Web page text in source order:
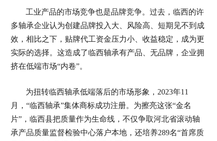
工业产品的市场竞争也是品牌竞争。过去，临西的许
多轴承企业认为创建品牌投入大、风险高、短期见不到成
效，相比之下，贴牌代工资金压力小、收益稳定，成为更
实际的选择。这造成了临西轴承有产品、无品牌，企业拥
挤在低端市场“内卷”。
为扭转临西轴承低端落后的市场形象，2023年11
月，“临西轴承”集体商标成功注册。为擦亮这张“金名
片”，临西县把质量作为生命线，不仅争取河北省滚动轴
承产品质量监督检验中心落户本地，还培养289名“首席质